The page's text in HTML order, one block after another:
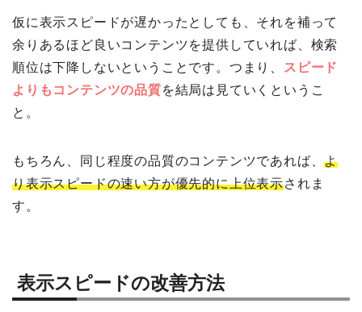
仮に表示スピードが遅かったとしても、それを補って
余りあるほど良いコンテンツを提供していれば、検索
順位は下降しないということです。つまり、
スピード
よりもコンテンツの品質を結局は見ていくというこ
と。
もちろん、同じ程度の品質のコンテンツであれば、よ
り表示スピードの速い方が優先的に上位表示されま
す。
表示スピードの改善方法